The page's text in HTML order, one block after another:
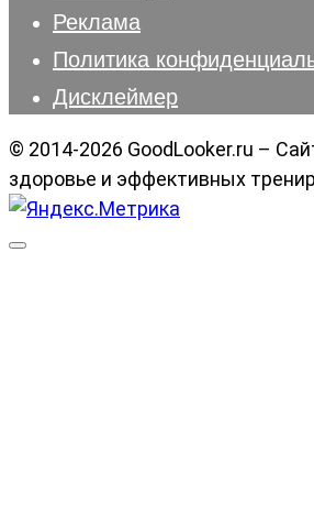
Реклама
Политика
Дисклеймер
© 2014-2026 GoodLooker.ru –
здоровье и эффективных